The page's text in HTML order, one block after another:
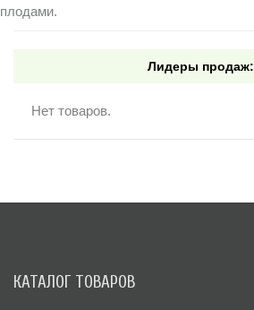
плодами.
Лидеры продаж:
Нет товаров.
КАТАЛОГ ТОВАРОВ